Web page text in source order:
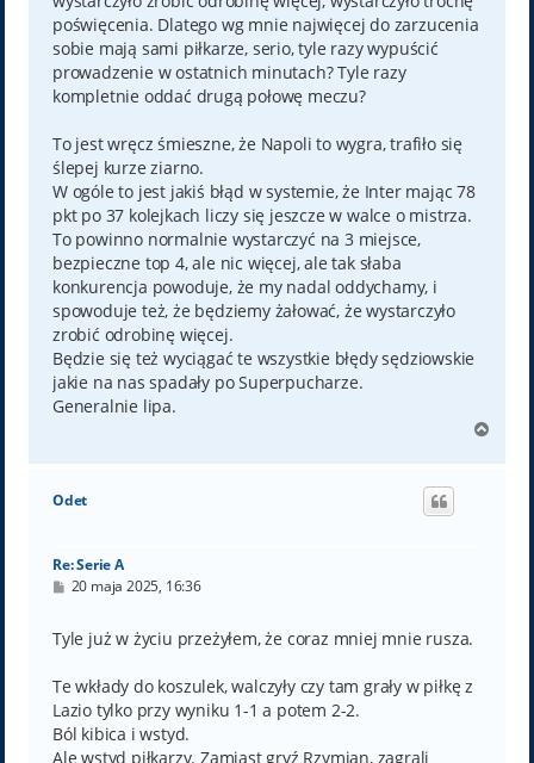
poświęcenia. Dlatego wg mnie najwięcej do zarzucenia
sobie mają sami piłkarze, serio, tyle razy wypuścić
prowadzenie w ostatnich minutach? Tyle razy
kompletnie oddać drugą połowę meczu?
To jest wręcz śmieszne, że Napoli to wygra, trafiło się
ślepej kurze ziarno.
W ogóle to jest jakiś błąd w systemie, że Inter mając 78
pkt po 37 kolejkach liczy się jeszcze w walce o mistrza.
To powinno normalnie wystarczyć na 3 miejsce,
bezpieczne top 4, ale nic więcej, ale tak słaba
konkurencja powoduje, że my nadal oddychamy, i
spowoduje też, że będziemy żałować, że wystarczyło
zrobić odrobinę więcej.
Będzie się też wyciągać te wszystkie błędy sędziowskie
jakie na nas spadały po Superpucharze.
Generalnie lipa.
g
Odet
Re: Serie A
P
t
20 maja 2025, 16:36
Tyle już w życiu przeżyłem, że coraz mniej mnie rusza.
Te wkłady do koszulek, walczyły czy tam grały w piłkę z
Lazio tylko przy wyniku 1-1 a potem 2-2.
Ból kibica i wstyd.
Ale wstyd piłkarzy. Zamiast gryź Rzymian, zagrali